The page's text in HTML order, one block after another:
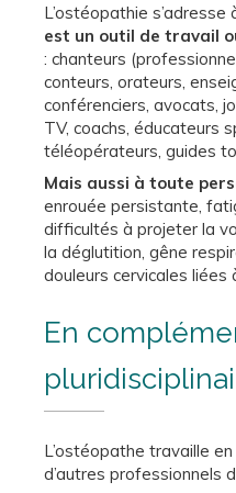
L’ostéopathie s’adresse
est un outil de travail
: chanteurs
conteurs, orateurs,
conférenciers, avocats,
TV, coachs, éducateurs
téléopérateurs, guides
Mais aussi à toute
enrouée persistante,
difficultés à projeter la
la déglutition, gêne
douleurs cervicales liées
En
L’ostéopathe travaille en
d’autres professionnels